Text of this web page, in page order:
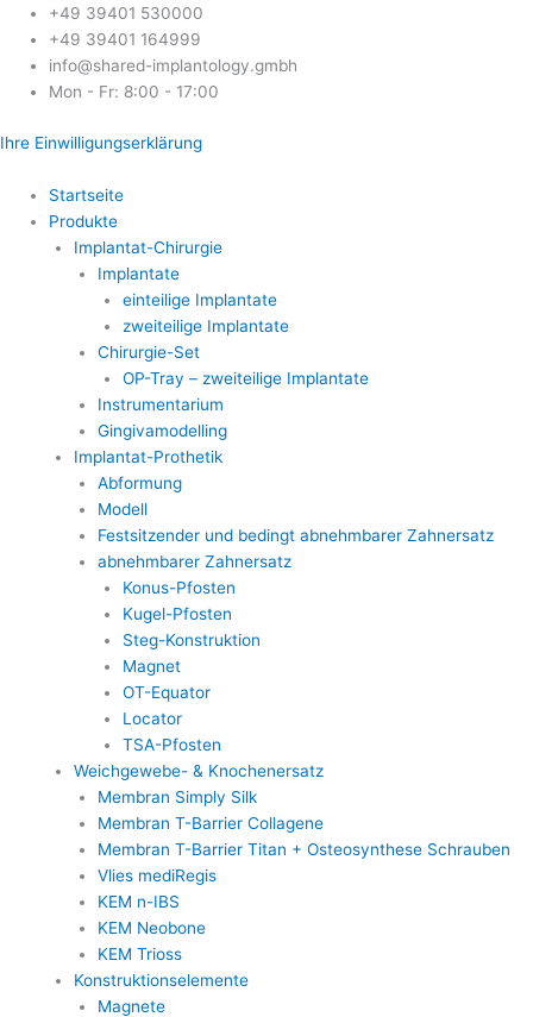
content
+49 39401 530000
+49 39401 164999
info@shared-implantology.gmbh
Mon - Fr: 8:00 - 17:00
Ihre Einwilligungserklärung
Startseite
Produkte
Implantat-Chirurgie
Implantate
einteilige Implantate
zweiteilige Implantate
Chirurgie-Set
OP-Tray – zweiteilige Implantate
Instrumentarium
Gingivamodelling
Implantat-Prothetik
Abformung
Modell
Festsitzender und bedingt abnehmbarer Zahnersatz
abnehmbarer Zahnersatz
Konus-Pfosten
Kugel-Pfosten
Steg-Konstruktion
Magnet
OT-Equator
Locator
TSA-Pfosten
Weichgewebe- & Knochenersatz
Membran Simply Silk
Membran T-Barrier Collagene
Membran T-Barrier Titan + Osteosynthese Schrauben
Vlies mediRegis
KEM n-IBS
KEM Neobone
KEM Trioss
Konstruktionselemente
Magnete